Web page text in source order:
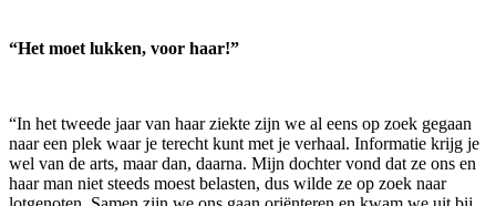
“Het moet lukken, voor haar!”
“In het tweede jaar van haar ziekte zijn we al eens op zoek gegaan
naar een plek waar je terecht kunt met je verhaal. Informatie krijg je
wel van de arts, maar dan, daarna. Mijn dochter vond dat ze ons en
haar man niet steeds moest belasten, dus wilde ze op zoek naar